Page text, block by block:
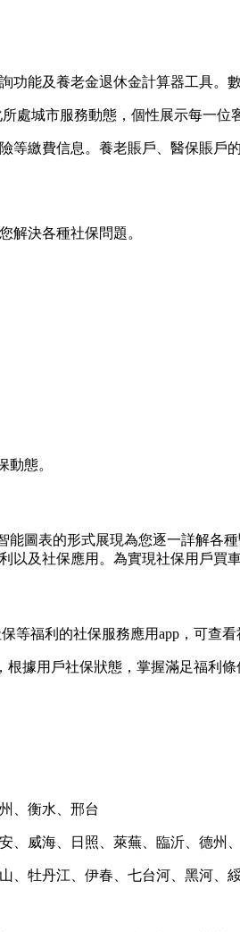
能及養老金退休金計算器工具。
處城市服務動態，個性展示每一位
等繳費信息。養老賬戶、醫保賬
解決各種社保問題。
態。
圖表的形式展現為您逐一詳解各
及社保應用。為實現社保用戶買
福利的社保服務應用app，可查看
據用戶社保狀態，掌握滿足福利
、衡水、邢台
、威海、日照、萊蕪、臨沂、德州
、牡丹江、伊春、七台河、黑河、